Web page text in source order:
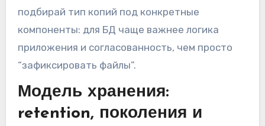
подбирай тип копий под конкретные
компоненты: для БД чаще важнее логика
приложения и согласованность, чем просто
“зафиксировать файлы”.
Модель хранения:
retention, поколения и